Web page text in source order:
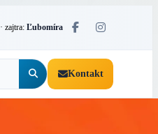
· zajtra: Ľubomíra
Kontakt